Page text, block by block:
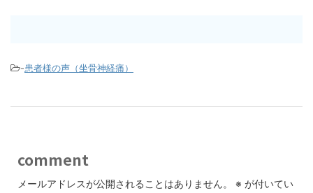
-患者様の声（坐骨神経痛）
comment
メールアドレスが公開されることはありません。 ※ が付いてい